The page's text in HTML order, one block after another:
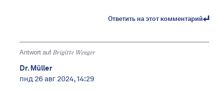
Ответить на этот комментарий
Antwort auf Brigitte Wenger
Dr. Müller
пнд 26 авг 2024, 14:29